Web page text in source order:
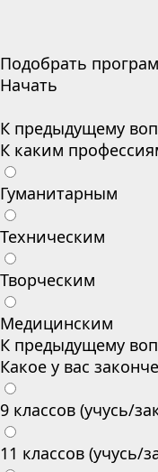
Подобрать
Начать
К предыдущему
К каким
Гуманитарным
Техническим
Творческим
Медицинским
К предыдущему
Какое у вас
9 классов (учусь/
11 классов (учусь/